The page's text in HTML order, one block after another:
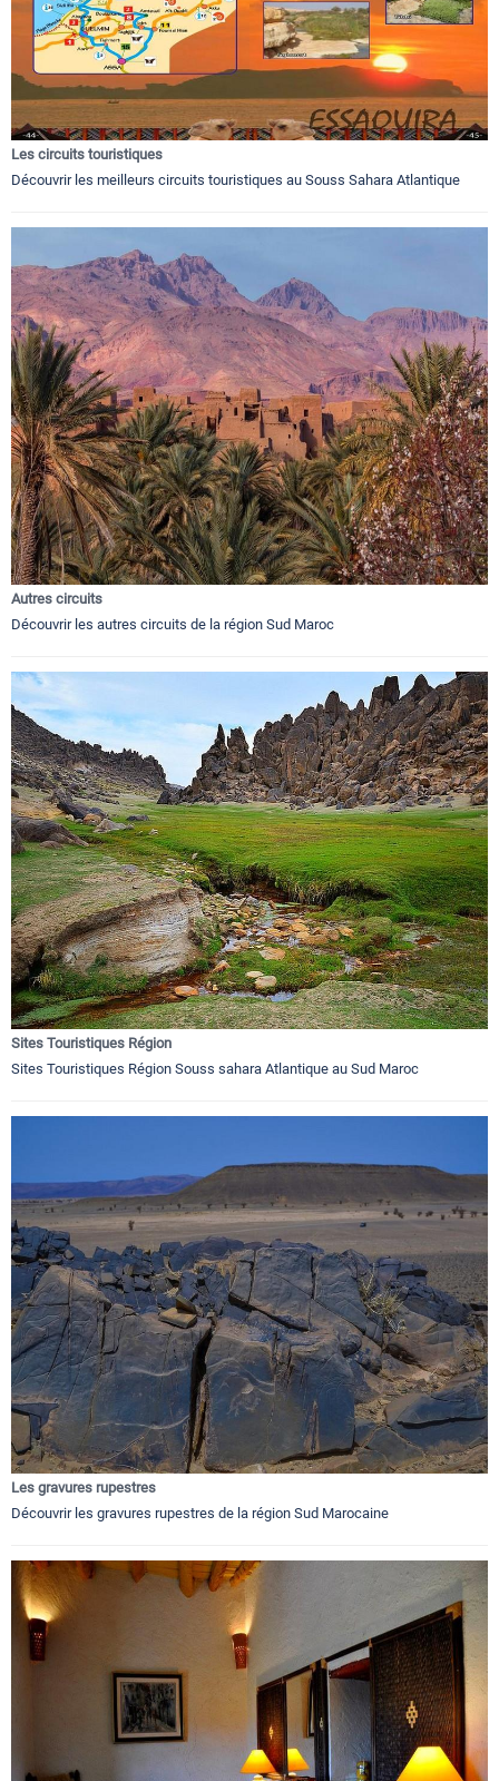
Les circuits touristiques
Découvrir les meilleurs circuits touristiques au Souss Sahara Atlantique
Autres circuits
Découvrir les autres circuits de la région Sud Maroc
Sites Touristiques Région
Sites Touristiques Région Souss sahara Atlantique au Sud Maroc
Les gravures rupestres
Découvrir les gravures rupestres de la région Sud Marocaine